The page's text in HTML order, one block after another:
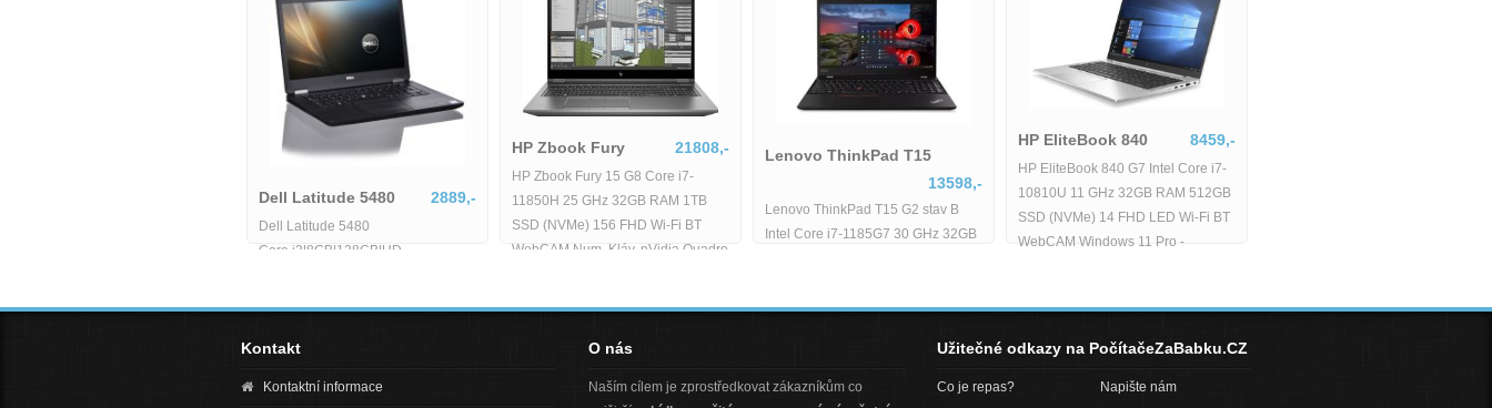
Dell Latitude 5480 2889,-
Dell Latitude 5480
Core i3|8GB|128GB|HD
HP Zbook Fury 21808,-
HP Zbook Fury 15 G8 Core i7-
11850H 25 GHz 32GB RAM 1TB
SSD (NVMe) 156 FHD Wi-Fi BT
WebCAM Num. Kláv. nVidia Quadro
Lenovo ThinkPad T15
13598,-
Lenovo ThinkPad T15 G2 stav B
Intel Core i7-1185G7 30 GHz 32GB
HP EliteBook 840 8459,-
HP EliteBook 840 G7 Intel Core i7-
10810U 11 GHz 32GB RAM 512GB
SSD (NVMe) 14 FHD LED Wi-Fi BT
WebCAM Windows 11 Pro -
Kontakt
Kontaktní informace
O nás
Naším cílem je zprostředkovat zákazníkům co
Užitečné odkazy na PočítačeZaBabku.CZ
Co je repas? Napište nám